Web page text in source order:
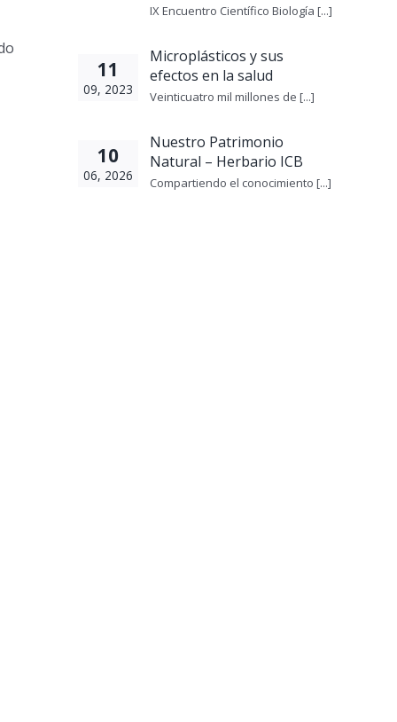
IX Encuentro Científico Biología [...]
11
09, 2023
Microplásticos y sus
efectos en la salud
Veinticuatro mil millones de [...]
10
06, 2026
Nuestro Patrimonio
Natural – Herbario ICB
Compartiendo el conocimiento [...]